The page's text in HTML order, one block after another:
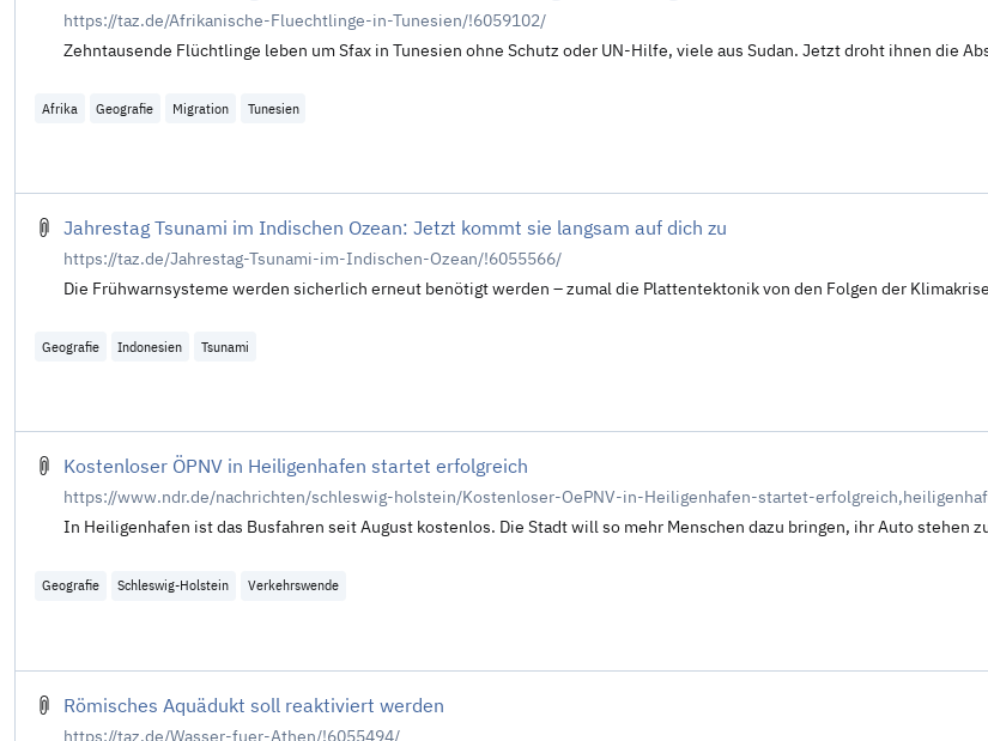
https://taz.de/Afrikanische-Fluechtlinge-in-Tunesien/!6059102/
Zehntausende Flüchtlinge leben um Sfax in Tunesien ohne Schutz oder UN-Hilfe, viele aus Sudan. Jetzt droht ihnen die
Afrika Geografie Migration Tunesien
Jahrestag Tsunami im Indischen Ozean: Jetzt kommt sie langsam auf dich zu
https://taz.de/Jahrestag-Tsunami-im-Indischen-Ozean/!6055566/
Die Frühwarnsysteme werden sicherlich erneut benötigt werden – zumal die Plattentektonik von den Folgen der
Geografie Indonesien Tsunami
Kostenloser ÖPNV in Heiligenhafen startet erfolgreich
https://www.ndr.de/nachrichten/schleswig-holstein/Kostenloser-OePNV-in-Heiligenhafen-startet-
In Heiligenhafen ist das Busfahren seit August kostenlos. Die Stadt will so mehr Menschen dazu bringen, ihr Auto
Geografie Schleswig-Holstein Verkehrswende
Römisches Aquädukt soll reaktiviert werden
https://taz.de/Wasser-fuer-Athen/!6055494/